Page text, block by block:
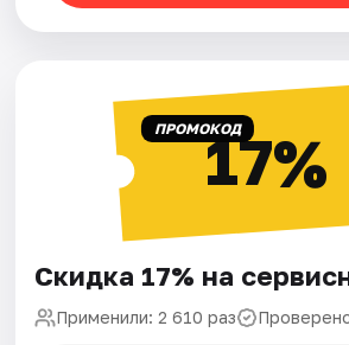
ПРОМОКОД17%
Скидка 17% на
Применили: 2 610 раз